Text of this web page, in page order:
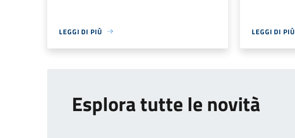
LEGGI DI PIÙ LEGGI DI PIÙ
Esplora tutte le novità